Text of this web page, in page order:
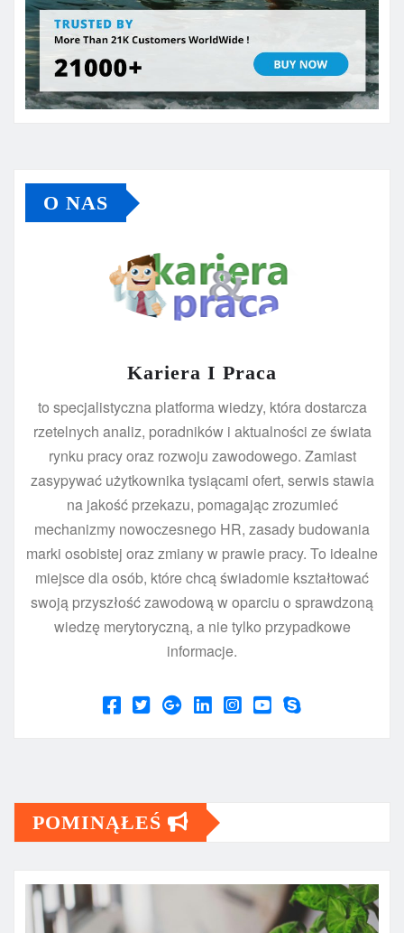
O NAS
Kariera I Praca
to specjalistyczna platforma wiedzy, która dostarcza
rzetelnych analiz, poradników i aktualności ze świata
rynku pracy oraz rozwoju zawodowego. Zamiast
zasypywać użytkownika tysiącami ofert, serwis stawia
na jakość przekazu, pomagając zrozumieć
mechanizmy nowoczesnego HR, zasady budowania
marki osobistej oraz zmiany w prawie pracy. To idealne
miejsce dla osób, które chcą świadomie kształtować
swoją przyszłość zawodową w oparciu o sprawdzoną
wiedzę merytoryczną, a nie tylko przypadkowe
informacje.
POMINĄŁEŚ